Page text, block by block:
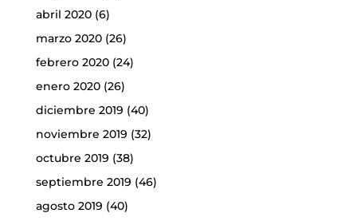
abril 2020(6)
marzo 2020(26)
febrero 2020(24)
enero 2020(26)
diciembre 2019 (40)
noviembre 2019 (32)
octubre 2019 (38)
septiembre 2019 (46)
agosto 2019 (40)